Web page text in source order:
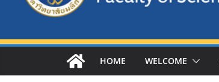
HOME WELCOME